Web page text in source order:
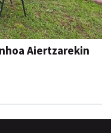
Aiertzarekin